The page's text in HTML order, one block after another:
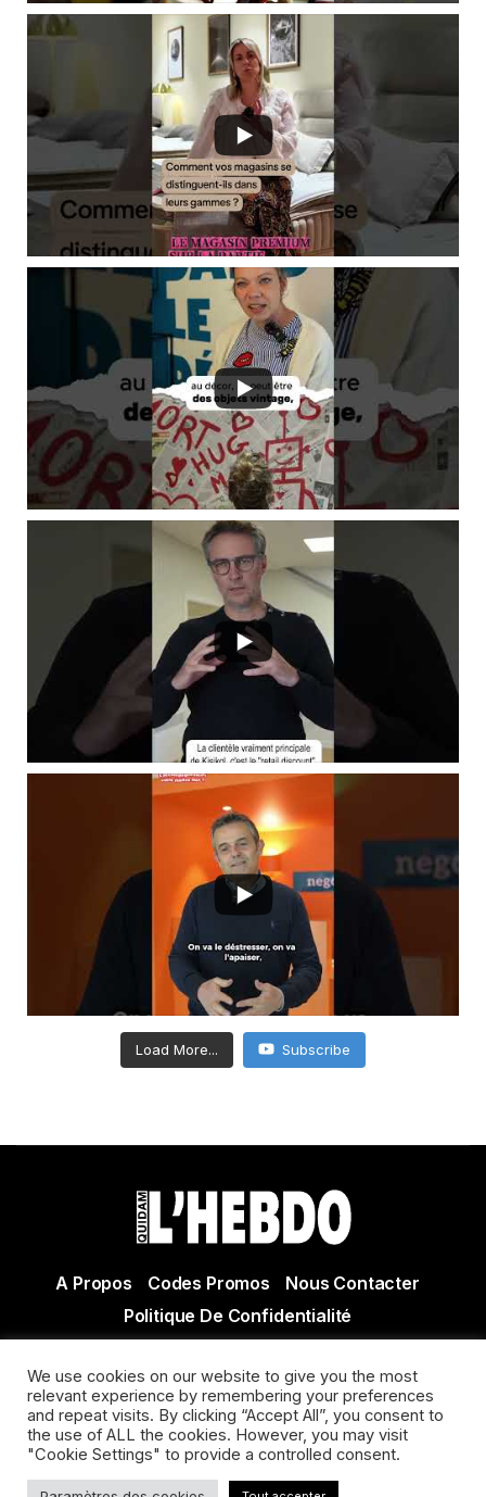
Load More... Subscribe
A Propos Codes Promos
Nous Contacter
Politique De Confidentialité
Actualité Agen - Actualité en lot et Garonne - Actualité
Villeneuve sur Lot
We use cookies on our website to give you the most
relevant experience by remembering your preferences
and repeat visits. By clicking “Accept All”, you consent to
the use of ALL the cookies. However, you may visit
"Cookie Settings" to provide a controlled consent.